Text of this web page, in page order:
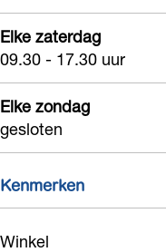
Elke zaterdag
09.30 - 17.30 uur
Elke zondag
gesloten
Kenmerken
Winkel